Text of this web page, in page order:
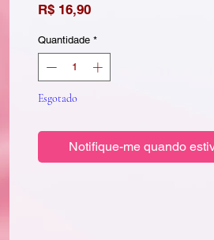
R$ 16,90Preço
Quantidade *
Esgotado
Notifique-me quando